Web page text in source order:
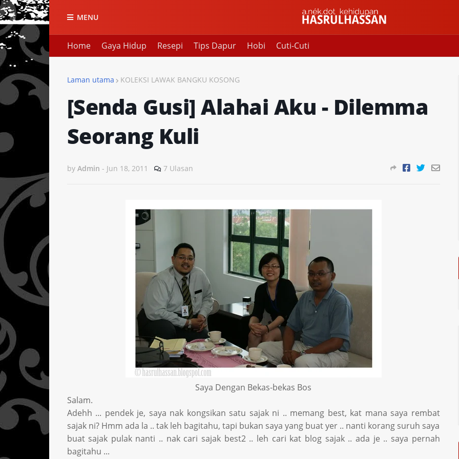
MENU
Home Gaya Hidup Resepi Tips Dapur Hobi Cuti-Cuti
Laman utama KOLEKSI LAWAK BANGKU KOSONG
[Senda Gusi] Alahai Aku - Dilemma
Seorang Kuli
by Admin - Jun 18, 2011 7 Ulasan
Saya Dengan Bekas-bekas Bos
Salam.
Adehh ... pendek je, saya nak kongsikan satu sajak ni .. memang best, kat mana saya rembat
sajak ni? Hmm ada la .. tak leh bagitahu, tapi bukan saya yang buat yer .. nanti korang suruh saya
buat sajak pulak nanti .. nak cari sajak best2 .. leh cari kat blog sajak .. ada je .. saya pernah
bagitahu ...